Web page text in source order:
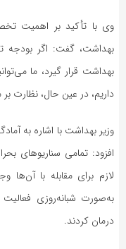
وی با تأکید بر اهمیت
بهداشت، گفت: اگر بودجه
بهداشت قرار گیرد، ما
داریم، در عین حال، نظارت
وزیر بهداشت با اشاره به
افزود: تمامی سناریوهای
به‌صورت شبانه‌روزی
درمان کردند.